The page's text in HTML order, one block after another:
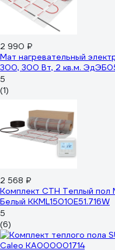
2 990 ₽
Мат нагревательный
300, 300 Вт, 2 кв.м.
5
(1)
2 568 ₽
Комплект СТН Теплый пол
Белый ККМL15010E51.716W
5
(6)